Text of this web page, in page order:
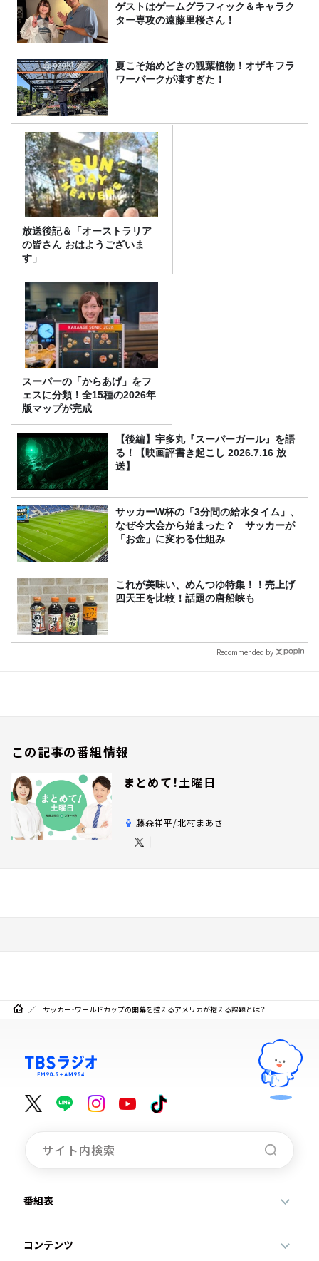
ゲストはゲームグラフィック＆キャラク
ター専攻の遠藤里桜さん！
夏こそ始めどきの観葉植物！オザキフラ
ワーパークが凄すぎた！
放送後記＆「オーストラリア
の皆さん おはようございま
す」
スーパーの「からあげ」をフ
ェスに分類！全15種の2026年
版マップが完成
【後編】宇多丸『スーパーガール』を語
る！【映画評書き起こし 2026.7.16 放
送】
サッカーW杯の「3分間の給水タイム」、
なぜ今大会から始まった？ サッカーが
「お金」に変わる仕組み
これが美味い、めんつゆ特集！！売上げ
四天王を比較！話題の唐船峡も
Recommended by
この記事の番組情報
まとめて！土曜日
藤森祥平/北村まあさ
サッカー・ワールドカップの開幕を控えるアメリカが抱える課題とは？
番組表
コンテンツ